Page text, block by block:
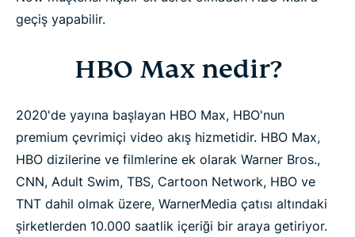
geçiş yapabilir.
HBO Max nedir?
2020'de yayına başlayan HBO Max, HBO'nun
premium çevrimiçi video akış hizmetidir. HBO Max,
HBO dizilerine ve filmlerine ek olarak Warner Bros.,
CNN, Adult Swim, TBS, Cartoon Network, HBO ve
TNT dahil olmak üzere, WarnerMedia çatısı altındaki
şirketlerden 10.000 saatlik içeriği bir araya getiriyor.